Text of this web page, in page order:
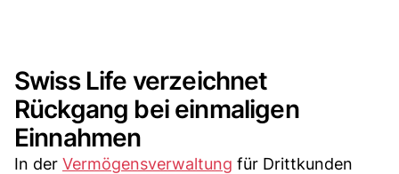
Swiss Life verzeichnet
Rückgang bei einmaligen
Einnahmen
In der Vermögensverwaltung für Drittkunden